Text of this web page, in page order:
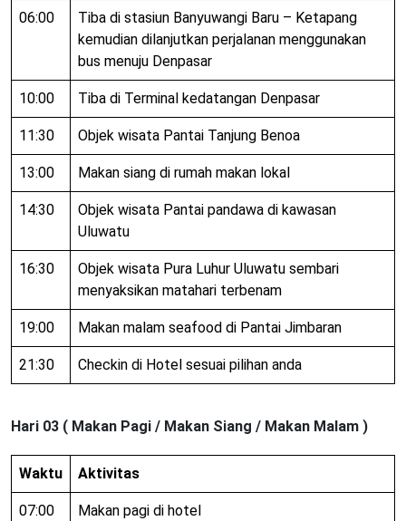
06:00
Tiba di stasiun Banyuwangi Baru – Ketapang
kemudian dilanjutkan perjalanan menggunakan
bus menuju Denpasar
10:00 Tiba di Terminal kedatangan Denpasar
11:30 Objek wisata Pantai Tanjung Benoa
13:00 Makan siang di rumah makan lokal
14:30
Objek wisata Pantai pandawa di kawasan
Uluwatu
16:30
Objek wisata Pura Luhur Uluwatu sembari
menyaksikan matahari terbenam
19:00 Makan malam seafood di Pantai Jimbaran
21:30 Checkin di Hotel sesuai pilihan anda
Hari 03 ( Makan Pagi / Makan Siang / Makan Malam )
Waktu Aktivitas
07:00 Makan pagi di hotel